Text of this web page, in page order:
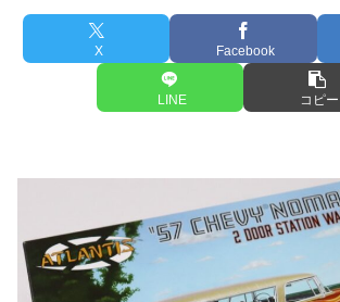
X Facebook
LINE コピー